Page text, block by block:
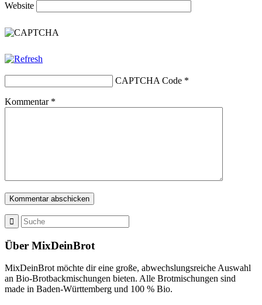
Website
CAPTCHA Code *
Kommentar *
Über MixDeinBrot
MixDeinBrot möchte dir eine große, abwechslungsreiche Auswahl
an Bio-Brotbackmischungen bieten. Alle Brotmischungen sind
made in Baden-Württemberg und 100 % Bio.